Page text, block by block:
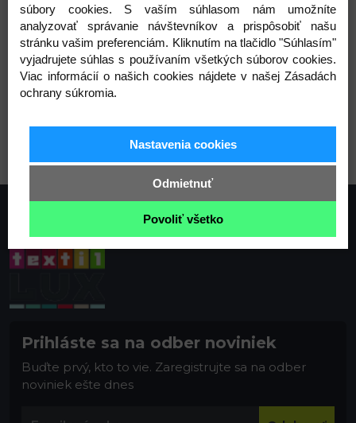
Varianty
Prihláste sa na odber noviniek
Buďte prvý, kto to vie. Zaregistrujte sa na odber
noviniek ešte dnes
súbory cookies. S vaším súhlasom nám umožníte
analyzovať správanie návštevníkov a prispôsobiť našu
stránku vašim preferenciám. Kliknutím na tlačidlo "Súhlasím"
vyjadrujete súhlas s používaním všetkých súborov cookies.
Viac informácií o našich cookies nájdete v našej Zásadách
ochrany súkromia.
Nastavenia cookies
Odmietnuť
Povoliť všetko